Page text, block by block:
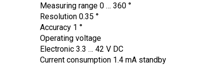
Measuring range 0 … 360 °
Resolution 0.35 °
Accuracy 1 °
Operating voltage
Electronic 3.3 … 42 V DC
Current consumption 1.4 mA standby